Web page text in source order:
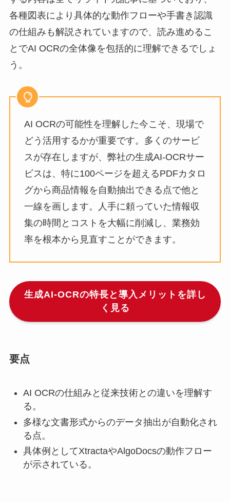
各種図表により具体的な動作フローや手書き認識
の仕組みも解説されていますので、読み進めるこ
とでAI OCRの全体像を包括的に理解できるでしょ
う。
AI OCRの可能性を理解した今こそ、現場で
どう活用するかが重要です。多くのサービ
スが存在しますが、弊社の生成AI-OCRサー
ビスは、特に100ページを超えるPDFカタロ
グから商品情報を自動抽出できる点で他と
一線を画します。人手に頼っていた情報収
集の時間とコストを大幅に削減し、業務効
率を根本から見直すことができます。
生成AI-OCRの特長と導入メリットを詳し
く見る
要点
AI OCRの仕組みと従来技術との違いを理解す
る。
多様な文書形式からのデータ抽出が自動化され
る点。
具体例としてXtractaやAlgoDocsの動作フロー
が示されている。